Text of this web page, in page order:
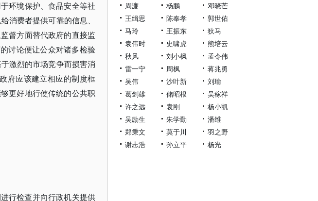
环境保护、食品安全等社
消费者提供可靠的信息、
督方面替代政府的直接监
讨论便让公众对诸多检验
激烈的市场竞争而损害消
府应该建立相应的制度框
更好地行使传统的公共职
行检查并向行政机关提供
周濂
杨鹏
邓晓芒
王缉思
陈奉孝
郭世佑
马玲
王振东
狄马
袁伟时
史啸虎
熊培云
秋风
刘小枫
孟令伟
雷一宁
周枫
蒋兆勇
吴伟
沙叶新
刘瑜
葛剑雄
储昭根
吴稼祥
许之远
袁刚
杨小凯
吴励生
朱学勤
潘维
郑秉文
莫于川
羽之野
谢志浩
孙立平 杨光